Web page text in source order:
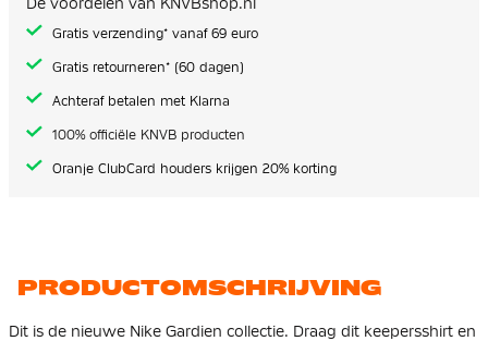
gallerij
Gratis verzending* vanaf 69 euro
Gratis retourneren* (60 dagen)
Achteraf betalen met Klarna
100% officiële KNVB producten
Oranje ClubCard houders krijgen 20% korting
PRODUCTOMSCHRIJVING
Dit is de nieuwe Nike Gardien collectie. Draag dit keepersshirt en